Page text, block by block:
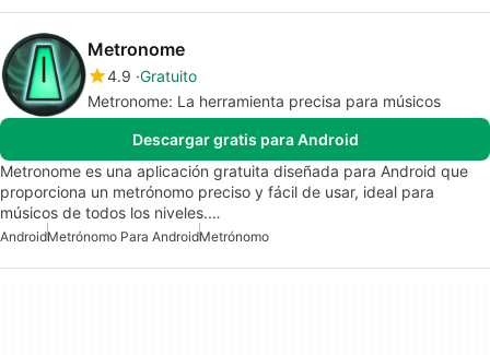
Metronome
4.9 Gratuito
Metronome: La herramienta precisa para músicos
Descargar gratis para Android
Metronome es una aplicación gratuita diseñada para Android que
proporciona un metrónomo preciso y fácil de usar, ideal para
músicos de todos los niveles.…
AndroidMetrónomo Para AndroidMetrónomo